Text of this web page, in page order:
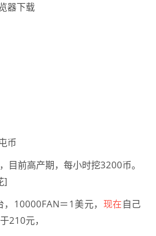
器下载
币
目前高产期，每小时挖3200币。
]
10000FAN＝1美元， 现在 自己
210元，